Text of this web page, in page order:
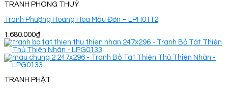
TRANH PHONG THUỶ
Tranh Phượng Hoàng Hoa Mẫu Đơn – LPH0112
1.680.000₫
TRANH PHẬT